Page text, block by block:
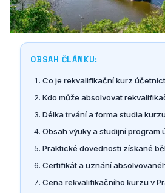
OBSAH ČLÁNKU:
Co je rekvalifikační kurz
Kdo může absolvovat
Délka trvání a forma studia
Obsah výuky a studijní program
Praktické dovednosti získané
Certifikát a uznání
Cena rekvalifikačního kurzu v